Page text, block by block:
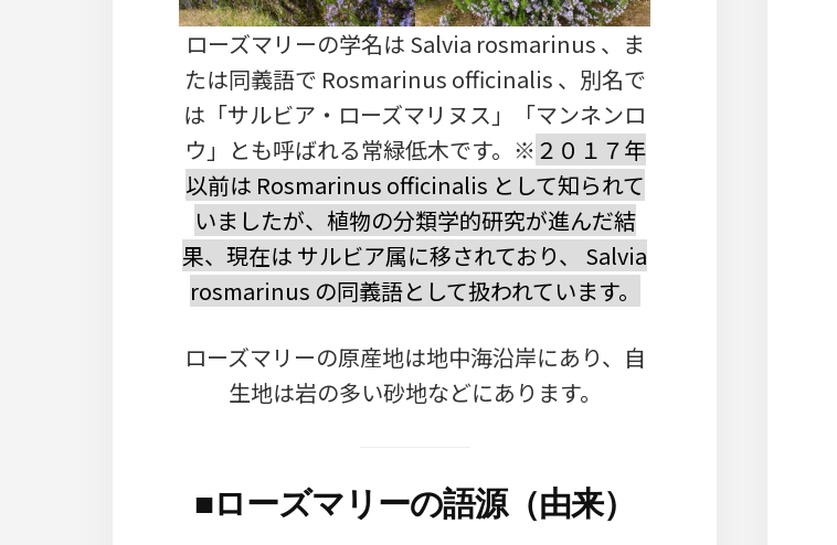
ローズマリーの学名は Salvia rosmarinus 、ま
たは同義語で Rosmarinus officinalis 、別名で
は「サルビア・ローズマリヌス」「マンネンロ
ウ」とも呼ばれる常緑低木です。※ ２０１７年
以前は Rosmarinus officinalis として知られて
いましたが、植物の分類学的研究が進んだ結
果、現在は サルビア属に移されており、 Salvia
rosmarinus の同義語として扱われています。
ローズマリーの原産地は地中海沿岸にあり、自
生地は岩の多い砂地などにあります。
■ローズマリーの語源（由来）